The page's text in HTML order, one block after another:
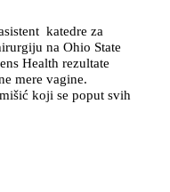
katedre za
na Ohio State
Health rezultate
mere vagine.
koji se poput svih